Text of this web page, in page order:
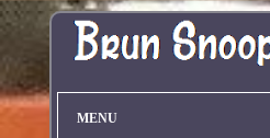
MENU